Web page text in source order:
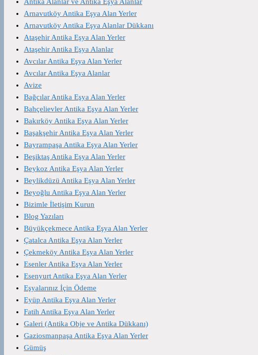
Arnavutköy Antika Eşya Alan Yerler
Arnavutköy Antika Eşya Alanlar Dükkanı
Ataşehir Antika Eşya Alan Yerler
Ataşehir Antika Eşya Alanlar
Avcılar Antika Eşya Alan Yerler
Avcılar Antika Eşya Alanlar
Avize
Bağcılar Antika Eşya Alan Yerler
Bahçelievler Antika Eşya Alan Yerler
Bakırköy Antika Eşya Alan Yerler
Başakşehir Antika Eşya Alan Yerler
Bayrampaşa Antika Eşya Alan Yerler
Beşiktaş Antika Eşya Alan Yerler
Beykoz Antika Eşya Alan Yerler
Beylikdüzü Antika Eşya Alan Yerler
Beyoğlu Antika Eşya Alan Yerler
Bizimle İletişim Kurun
Blog Yazıları
Büyükçekmece Antika Eşya Alan Yerler
Çatalca Antika Eşya Alan Yerler
Çekmeköy Antika Eşya Alan Yerler
Esenler Antika Eşya Alan Yerler
Esenyurt Antika Eşya Alan Yerler
Eşyalarınız İçin Ödeme
Eyüp Antika Eşya Alan Yerler
Fatih Antika Eşya Alan Yerler
Galeri (Antika Obje ve Antika Dükkanı)
Gaziosmanpaşa Antika Eşya Alan Yerler
Gümüş